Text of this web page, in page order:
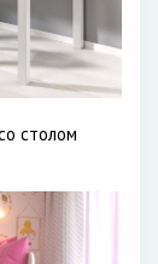
столом